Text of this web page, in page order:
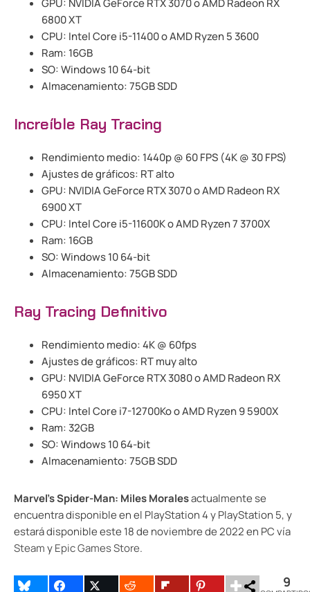
GPU: NVIDIA GeForce RTX 3070 o AMD Radeon RX
6800 XT
CPU: Intel Core i5-11400 o AMD Ryzen 5 3600
Ram: 16GB
SO: Windows 10 64-bit
Almacenamiento: 75GB SDD
Increíble Ray Tracing
Rendimiento medio: 1440p @ 60 FPS (4K @ 30 FPS)
Ajustes de gráficos: RT alto
GPU: NVIDIA GeForce RTX 3070 o AMD Radeon RX
6900 XT
CPU: Intel Core i5-11600K o AMD Ryzen 7 3700X
Ram: 16GB
SO: Windows 10 64-bit
Almacenamiento: 75GB SDD
Ray Tracing Definitivo
Rendimiento medio: 4K @ 60fps
Ajustes de gráficos: RT muy alto
GPU: NVIDIA GeForce RTX 3080 o AMD Radeon RX
6950 XT
CPU: Intel Core i7-12700Ko o AMD Ryzen 9 5900X
Ram: 32GB
SO: Windows 10 64-bit
Almacenamiento: 75GB SDD
Marvel’s Spider-Man: Miles Moralesactualmente se
encuentra disponible en el PlayStation 4 y PlayStation 5, y
estará disponible este 18 de noviembre de 2022 en PC vía
SteamyEpic Games Store.
9